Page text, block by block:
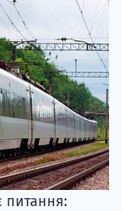
питання: